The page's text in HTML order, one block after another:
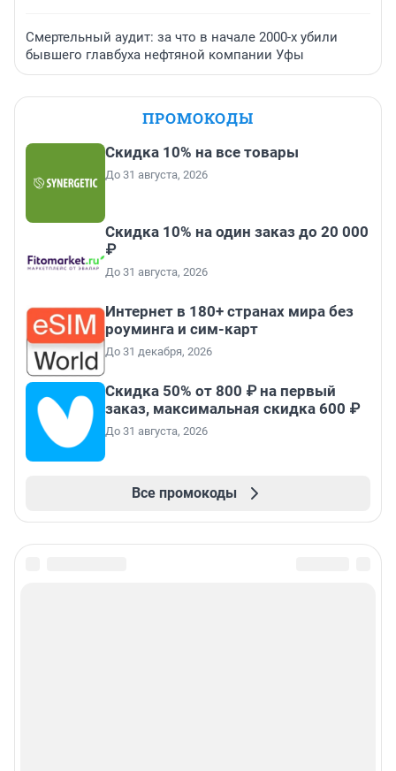
Смертельный аудит: за что в начале 2000-х убили
бывшего главбуха нефтяной компании Уфы
ПРОМОКОДЫ
Скидка 10% на все товары
До 31 августа, 2026
Скидка 10% на один заказ до 20 000
₽
До 31 августа, 2026
Интернет в 180+ странах мира без
роуминга и сим-карт
До 31 декабря, 2026
Скидка 50% от 800 ₽ на первый
заказ, максимальная скидка 600 ₽
До 31 августа, 2026
Все промокоды